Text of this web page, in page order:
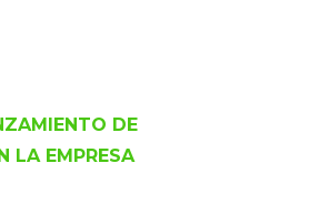
DE
LA EMPRESA